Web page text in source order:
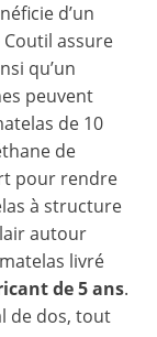
d’un
assure
qu’un
peuvent
de 10
de
pour rendre
à structure
autour
livré
de 5 ans.
de dos, tout